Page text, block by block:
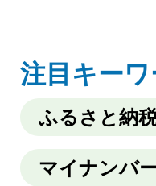
2026年
成年後
注目キーワ
ふるさと納
マイナンバ